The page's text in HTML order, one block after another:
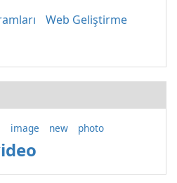
Web Geliştirme
image new
photo